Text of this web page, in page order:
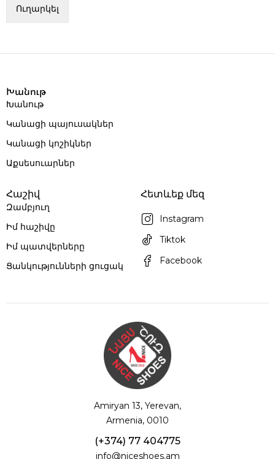
Խանութ
Խանութ
Կանացի պայուսակներ
Կանացի կոշիկներ
Աքսեսուարներ
Հաշիվ
Զամբյուղ
Իմ հաշիվը
Իմ պատվերները
Ցանկությունների ցուցակ
Հետևեք մեզ
Instagram
Tiktok
Facebook
Amiryan 13, Yerevan,
Armenia, 0010
(+374) 77 404775
info@niceshoes.am